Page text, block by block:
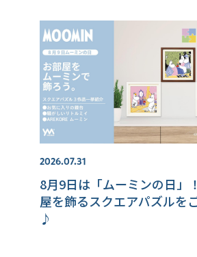
2026.07.31
8月9日は「ムーミンの日」
屋を飾るスクエアパズルを
♪